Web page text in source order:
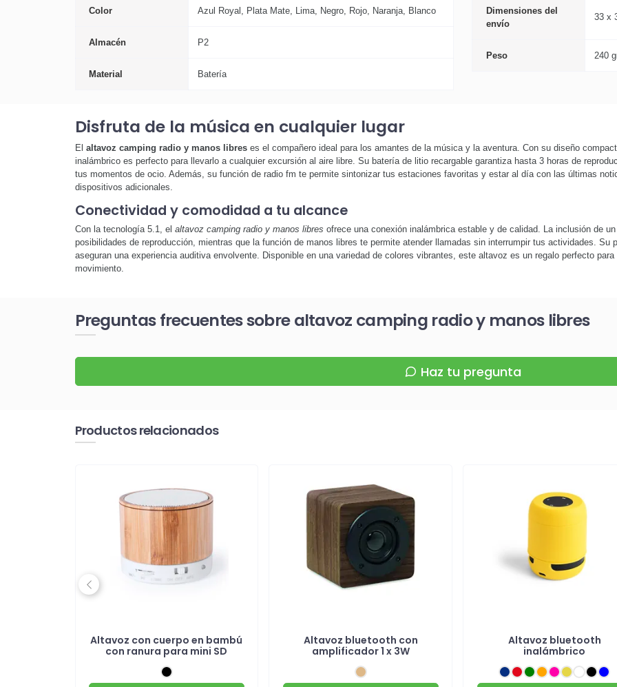
Color Azul Royal, Plata Mate, Lima, Negro, Rojo, Naranja, Blanco
Almacén P2
Material Batería
Dimensiones del
envío
33 x
Peso 240
Disfruta de la música en cualquier lugar
El altavoz camping radio y manos libreses el compañero ideal para los amantes de la música y la aventura. Con su diseño
inalámbrico es perfecto para llevarlo a cualquier excursión al aire libre. Su batería de litio recargable garantiza hasta 3 horas de
tus momentos de ocio. Además, su función de radio fm te permite sintonizar tus estaciones favoritas y estar al día con las últimas
dispositivos adicionales.
Conectividad y comodidad a tu alcance
Con la tecnología 5.1, el altavoz camping radio y manos libres ofrece una conexión inalámbrica estable y de calidad. La inclusión de
posibilidades de reproducción, mientras que la función de manos libres te permite atender llamadas sin interrumpir tus actividades. Su
aseguran una experiencia auditiva envolvente. Disponible en una variedad de colores vibrantes, este altavoz es un regalo perfecto
movimiento.
Preguntas frecuentes sobre altavoz camping radio y manos libres
Haz tu pregunta
Productos relacionados
Altavoz con cuerpo en bambú
con ranura para mini SD
Altavoz bluetooth con
amplificador 1 x 3W
Altavoz bluetooth
inalámbrico
Previous